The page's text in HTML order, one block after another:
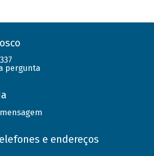
pergunta
e endereços